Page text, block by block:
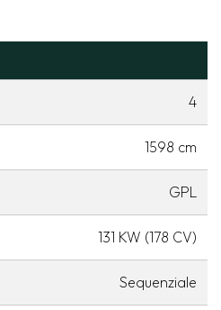
4
1598 cm
GPL
131 KW (178 CV)
Sequenziale